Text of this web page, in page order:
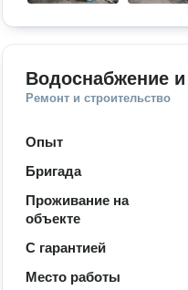
Водоснабжение и
Ремонт и строительство
Опыт
Бригада
Проживание на
объекте
С гарантией
Место работы